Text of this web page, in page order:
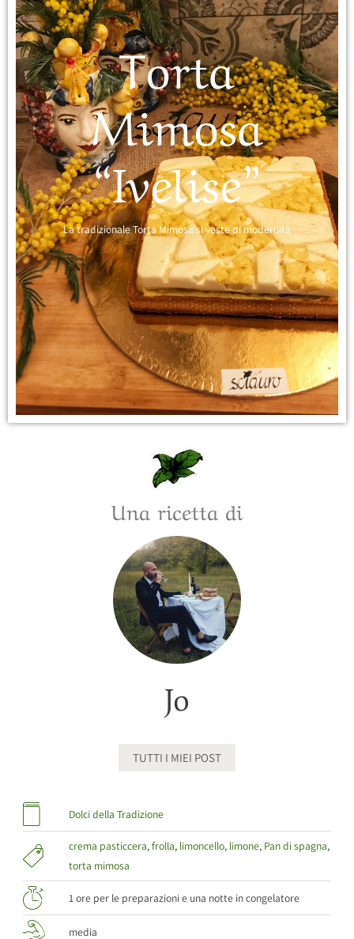
Torta
Mimosa
“Ivelise”
La tradizionale Torta Mimosa si veste di modernità
Una ricetta di
Jo
TUTTI I MIEI POST
Dolci della Tradizione
crema pasticcera,frolla, limoncello, limone, Pan di spagna,
torta mimosa
1 ore per le preparazioni e una notte in congelatore
media